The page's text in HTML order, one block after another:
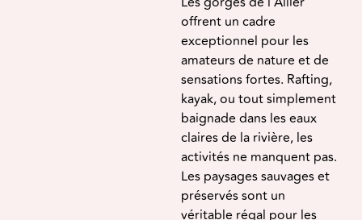
offrent un cadre
exceptionnel pour les
amateurs de nature et de
sensations fortes. Rafting,
kayak, ou tout simplement
baignade dans les eaux
claires de la rivière, les
activités ne manquent pas.
Les paysages sauvages et
préservés sont un
véritable régal pour les